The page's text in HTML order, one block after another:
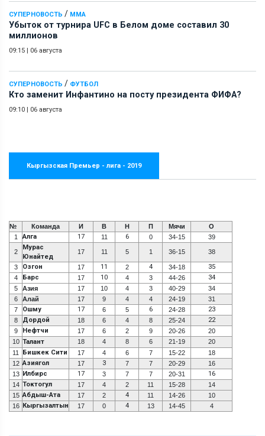
СУПЕРНОВОСТЬ / ММА
Убыток от турнира UFC в Белом доме составил 30
миллионов
09:15 | 06 августа
СУПЕРНОВОСТЬ / ФУТБОЛ
Кто заменит Инфантино на посту президента ФИФА?
09:10 | 06 августа
Кыргызская Премьер - лига - 2019
№ Команда И В Н П Мячи
О
1
Алга 17 11 6 0 34-15 39
2
Мурас
Юнайтед
17 11 5 1 36-15 38
3 Озгон 17 11 2 4 34-18 35
4 Барс 17 10 4 3 44-26 34
5 Азия 17 10 4 3 40-29
34
6
Алай 17 9 4 4 24-19
31
7
Ошму 17 6 5 6 24-28 23
8 Дордой 18 6 4 8 25-24 22
9 Нефтчи 17 6 2 9 20-26
20
10 Талант 18 4 8 6 21-19
20
11
Бишкек Сити 17 4 6 7 15-22
18
12 Азиягол 17 3 7 7 20-29
16
13 Илбирс 17 3 7 7 20-31 16
14 Токтогул 17 4 2 11 15-28
14
15 Абдыш-Ата 17 2 4 11 14-26
10
16 Кыргызалтын 17 0 4 13 14-45 4